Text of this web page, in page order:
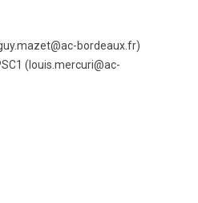
bordeaux.fr)
(louis.mercuri@ac-